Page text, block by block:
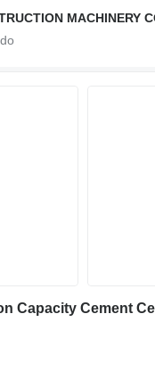
MACHINERY
Capacity Cement